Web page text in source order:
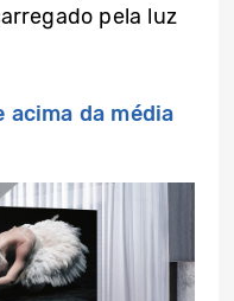
pela luz
acima da média